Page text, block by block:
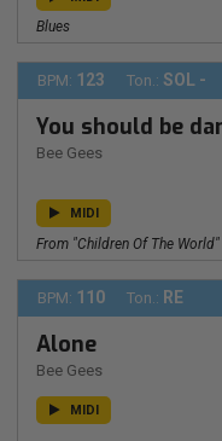
Blues
BPM: 123 Ton.: SOL -
You should be
Bee Gees
MIDI
From "Children Of The
BPM: 110 Ton.: RE
Alone
Bee Gees
MIDI